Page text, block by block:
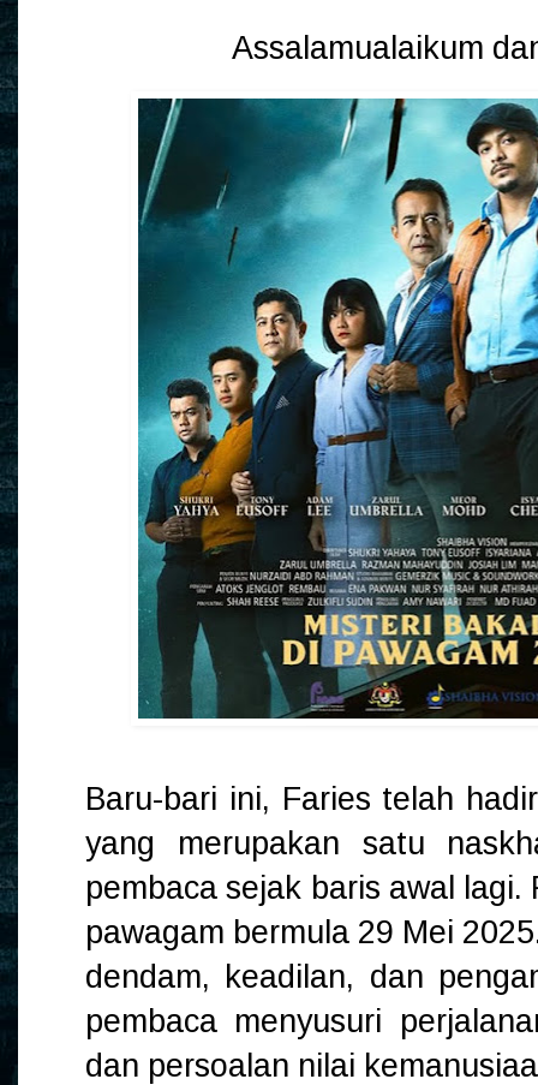
Assalamualaikum
Baru-bari ini, Faries telah
yang merupakan satu
pembaca sejak baris awal
pawagam bermula 29 Mei
dendam, keadilan, dan
pembaca menyusuri
dan persoalan nilai